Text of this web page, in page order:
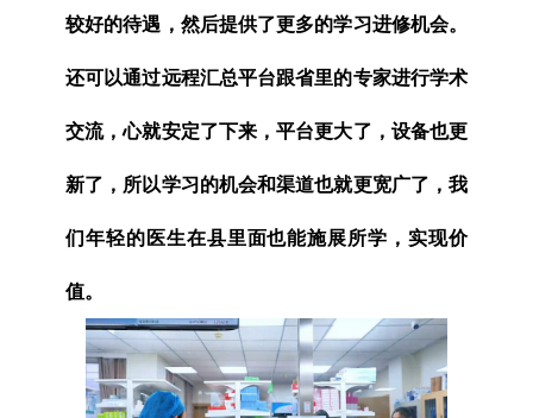
较好的待遇，然后提供了更多的学习进修机会。
还可以通过远程汇总平台跟省里的专家进行学术
交流，心就安定了下来，平台更大了，设备也更
新了，所以学习的机会和渠道也就更宽广了，我
们年轻的医生在县里面也能施展所学，实现价
值。